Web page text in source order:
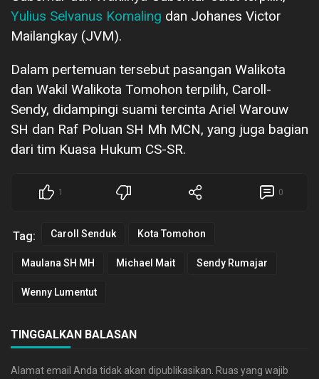
Yulius Selvanus Komaling dan Johanes Victor
Mailangkay (JVM).
Dalam pertemuan tersebut pasangan Walikota
dan Wakil Walikota Tomohon terpilih, Caroll-
Sendy, didampingi suami tercinta Ariel Warouw
SH dan Raf Poluan SH Mh MCN, yang juga bagian
dari tim Kuasa Hukum CS-SR.
1 0
Tag: Caroll Senduk Kota Tomohon
Maulana SH MH Michael Mait Sendy Rumajar
Wenny Lumentut
TINGGALKAN BALASAN
Alamat email Anda tidak akan dipublikasikan. Ruas yang wajib